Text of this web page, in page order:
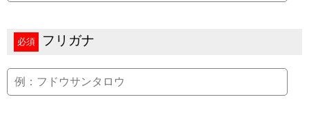
必須 フリガナ